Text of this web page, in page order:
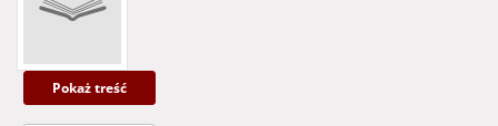
Pokaż treść